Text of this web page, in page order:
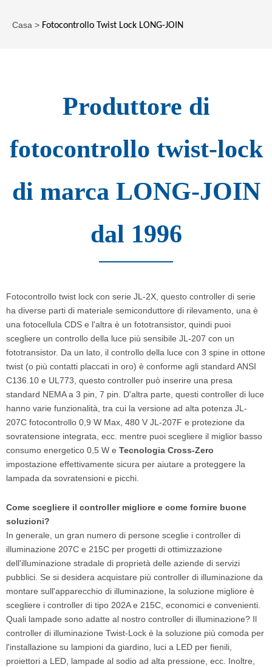
Casa > Fotocontrollo Twist Lock LONG-JOIN
Produttore di
fotocontrollo twist-lock
di marca LONG-JOIN
dal 1996
Fotocontrollo twist lock con serie JL-2X, questo controller di serie
ha diverse parti di materiale semiconduttore di rilevamento, una è
una fotocellula CDS e l'altra è un fototransistor, quindi puoi
scegliere un controllo della luce più sensibile JL-207 con un
fototransistor. Da un lato, il controllo della luce con 3 spine in ottone
twist (o più contatti placcati in oro) è conforme agli standard ANSI
C136.10 e UL773, questo controller può inserire una presa
standard NEMA a 3 pin, 7 pin. D'altra parte, questi controller di luce
hanno varie funzionalità, tra cui la versione ad alta potenza JL-
207C fotocontrollo 0,9 W Max, 480 V JL-207F e protezione da
sovratensione integrata, ecc. mentre puoi scegliere il miglior basso
consumo energetico 0,5 W e Tecnologia Cross-Zero
impostazione effettivamente sicura per aiutare a proteggere la
lampada da sovratensioni e picchi.
Come scegliere il controller migliore e come fornire buone
soluzioni?
In generale, un gran numero di persone sceglie i controller di
illuminazione 207C e 215C per progetti di ottimizzazione
dell'illuminazione stradale di proprietà delle aziende di servizi
pubblici. Se si desidera acquistare più controller di illuminazione da
montare sull'apparecchio di illuminazione, la soluzione migliore è
scegliere i controller di tipo 202A e 215C, economici e convenienti.
Quali lampade sono adatte al nostro controller di illuminazione? Il
controller di illuminazione Twist-Lock è la soluzione più comoda per
l'installazione su lampioni da giardino, luci a LED per fienili,
proiettori a LED, lampade al sodio ad alta pressione, ecc. Inoltre,